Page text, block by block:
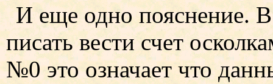
И еще одно пояснение.
писать вести счет
№0 это означает что